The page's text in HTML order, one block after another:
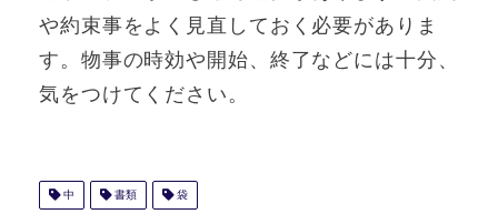
や約束事をよく見直しておく必要がありま
す。物事の時効や開始、終了などには十分、
気をつけてください。
中 書類 袋